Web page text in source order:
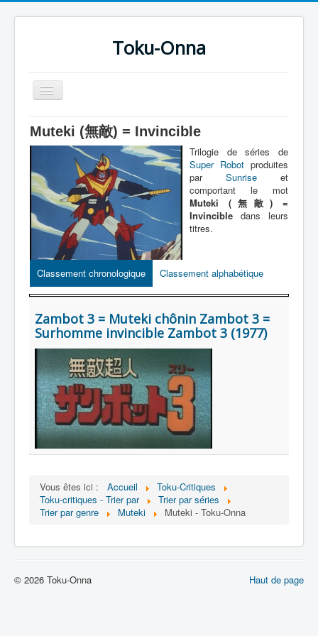
Toku-Onna
Basculer
la
Accueil
Toku-Actrices
Toku-Critiques
Séries
Films
COSAA
Dessins
Artiste Asperger
Lexique
Série
Acteur
Équipe
Personnage
Mecha
Objet
Muteki (無敵) = Invincible
Trilogie de séries de
Super Robot produites
par Sunrise et
comportant le mot
Muteki (無敵) =
Invincible dans leurs
titres.
Classement chronologique Classement alphabétique
Zambot 3 = Muteki chônin Zambot 3 =
Surhomme invincible Zambot 3 (1977)
Vous êtes ici : Accueil
Toku-Critiques
Toku-critiques - Trier par
Trier par séries
Trier par genre
Muteki Muteki - Toku-Onna
Haut de page
© 2026 Toku-Onna